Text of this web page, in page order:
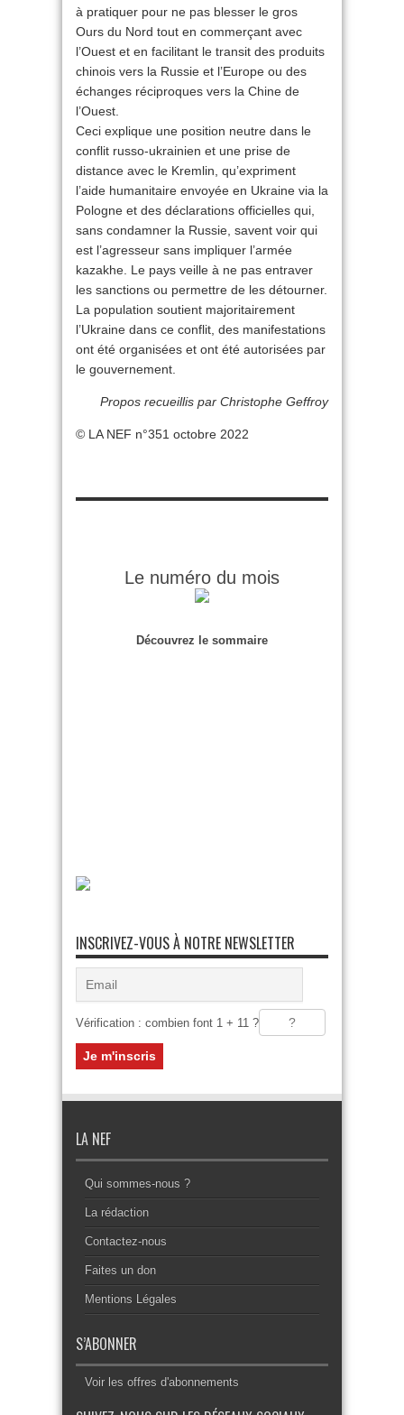
à pratiquer pour ne pas blesser le gros
Ours du Nord tout en commerçant avec
l’Ouest et en facilitant le transit des produits
chinois vers la Russie et l’Europe ou des
échanges réciproques vers la Chine de
l’Ouest.
Ceci explique une position neutre dans le
conflit russo-ukrainien et une prise de
distance avec le Kremlin, qu’expriment
l’aide humanitaire envoyée en Ukraine via la
Pologne et des déclarations officielles qui,
sans condamner la Russie, savent voir qui
est l’agresseur sans impliquer l’armée
kazakhe. Le pays veille à ne pas entraver
les sanctions ou permettre de les détourner.
La population soutient majoritairement
l’Ukraine dans ce conflit, des manifestations
ont été organisées et ont été autorisées par
le gouvernement.
Propos recueillis par Christophe Geffroy
© LA NEF n°351 octobre 2022
Le numéro du mois
Découvrez le sommaire
INSCRIVEZ-VOUS À NOTRE NEWSLETTER
Vérification : combien font 1 + 11 ?
LA NEF
Qui sommes-nous ?
La rédaction
Contactez-nous
Faites un don
Mentions Légales
S’ABONNER
Voir les offres d'abonnements